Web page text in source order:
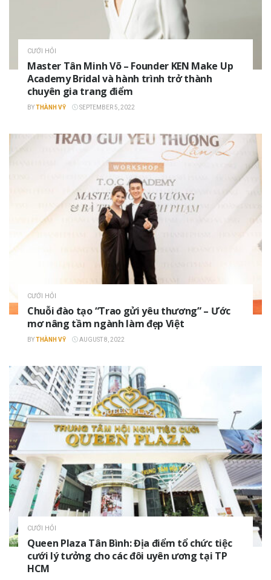
CƯỚI HỎI
Master Tân Minh Võ – Founder KEN Make Up
Academy Bridal và hành trình trở thành
chuyên gia trang điểm
BYTHÀNH VỸ SEPTEMBER 5, 2022
CƯỚI HỎI
Chuỗi đào tạo “Trao gửi yêu thương” – Ước
mơ nâng tầm ngành làm đẹp Việt
BYTHÀNH VỸ AUGUST 8, 2022
CƯỚI HỎI
Queen Plaza Tân Bình: Địa điểm tổ chức tiệc
cưới lý tưởng cho các đôi uyên ương tại TP
HCM